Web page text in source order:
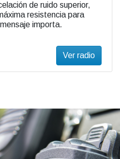
de ruido superior,
resistencia para
importa.
Ver radio